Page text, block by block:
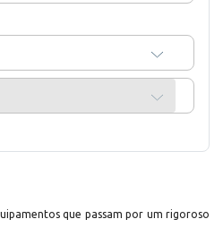
que passam por um rigoroso